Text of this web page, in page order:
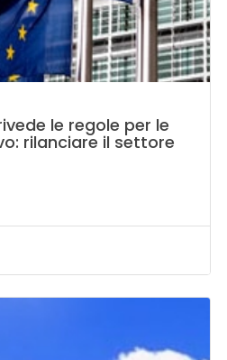
le regole per le
rilanciare il settore